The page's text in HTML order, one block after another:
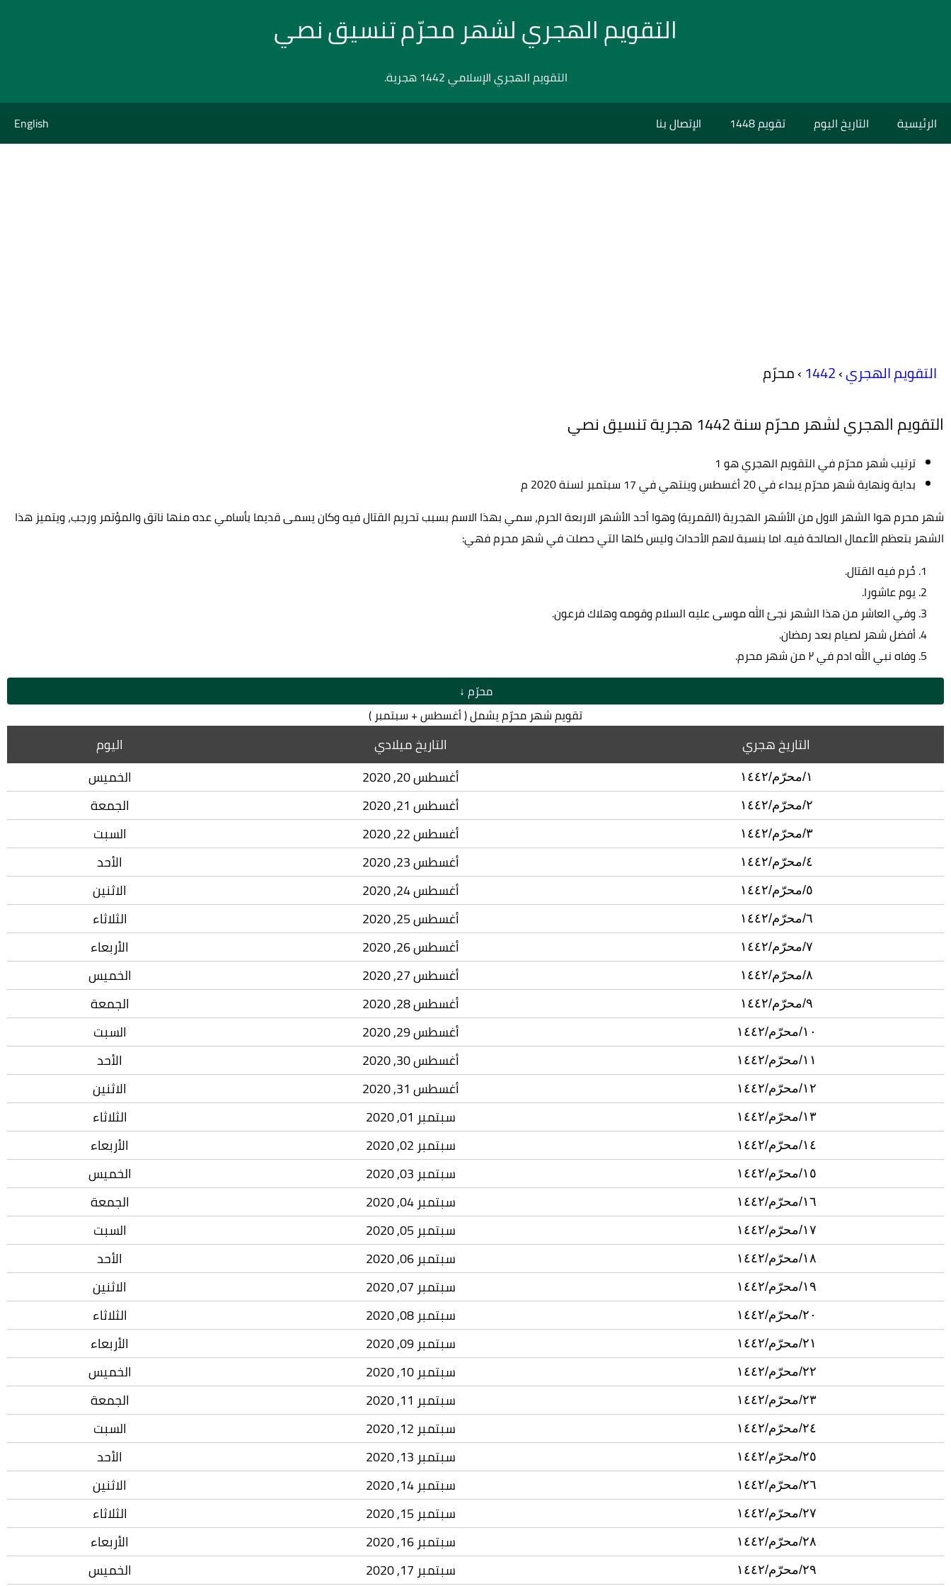
التقويم الهجري لشهر محرّم تنسيق نصي
التقويم الهجري الإسلامي 1442 هجرية.
الرئيسية التاريخ اليوم تقويم 1448 الإتصال بنا English
التقويم الهجري›
1442
›محرّم
التقويم الهجري لشهر محرّم سنة 1442 هجرية تنسيق نصي
ترتيب شهر محرّم في التقويم الهجري هو 1
بداية ونهاية شهر محرّم يبداء في 20 أغسطس وينتهي في 17 سبتمبر لسنة 2020 م
شهر محرم هوا الشهر الاول من الأشهر الهجرية (القمرية) وهوا أحد الأشهر الاربعة الحرم، سمي بهذا الاسم بسبب تحريم القتال فيه وكان يسمى قديما بأسامي عده منها ناتق والمؤتمر ورجب، ويتميز هذا
الشهر بتعظم الأعمال الصالحة فيه. اما بنسبة لاهم الأحداث وليس كلها التي حصلت في شهر محرم فهي:
حُرم فيه القتال.
يوم عاشورا.
وفي العاشر من هذا الشهر نجئ الله موسى عليه السلام وقومه وهلاك فرعون.
أفضل شهر لصيام بعد رمضان.
وفاه نبي الله ادم في ٢ من شهر محرم.
محرّم ↓
تقويم شهر محرّم يشمل ( أغسطس + سبتمبر )
التاريخ هجري التاريخ ميلادي اليوم
١/محرّم/١٤٤٢ أغسطس 20, 2020 الخميس
٢/محرّم/١٤٤٢ أغسطس 21, 2020 الجمعة
٣/محرّم/١٤٤٢ أغسطس 22, 2020 السبت
٤/محرّم/١٤٤٢ أغسطس 23, 2020 الأحد
٥/محرّم/١٤٤٢ أغسطس 24, 2020 الاثنين
٦/محرّم/١٤٤٢ أغسطس 25, 2020 الثلاثاء
٧/محرّم/١٤٤٢ أغسطس 26, 2020 الأربعاء
٨/محرّم/١٤٤٢ أغسطس 27, 2020 الخميس
٩/محرّم/١٤٤٢ أغسطس 28, 2020 الجمعة
١٠/محرّم/١٤٤٢ أغسطس 29, 2020 السبت
١١/محرّم/١٤٤٢ أغسطس 30, 2020 الأحد
١٢/محرّم/١٤٤٢ أغسطس 31, 2020 الاثنين
١٣/محرّم/١٤٤٢ سبتمبر 01, 2020 الثلاثاء
١٤/محرّم/١٤٤٢ سبتمبر 02, 2020 الأربعاء
١٥/محرّم/١٤٤٢ سبتمبر 03, 2020 الخميس
١٦/محرّم/١٤٤٢ سبتمبر 04, 2020 الجمعة
١٧/محرّم/١٤٤٢ سبتمبر 05, 2020 السبت
١٨/محرّم/١٤٤٢ سبتمبر 06, 2020 الأحد
١٩/محرّم/١٤٤٢ سبتمبر 07, 2020 الاثنين
٢٠/محرّم/١٤٤٢ سبتمبر 08, 2020 الثلاثاء
٢١/محرّم/١٤٤٢ سبتمبر 09, 2020 الأربعاء
٢٢/محرّم/١٤٤٢ سبتمبر 10, 2020 الخميس
٢٣/محرّم/١٤٤٢ سبتمبر 11, 2020 الجمعة
٢٤/محرّم/١٤٤٢ سبتمبر 12, 2020 السبت
٢٥/محرّم/١٤٤٢ سبتمبر 13, 2020 الأحد
٢٦/محرّم/١٤٤٢ سبتمبر 14, 2020 الاثنين
٢٧/محرّم/١٤٤٢ سبتمبر 15, 2020 الثلاثاء
٢٨/محرّم/١٤٤٢ سبتمبر 16, 2020 الأربعاء
٢٩/محرّم/١٤٤٢ سبتمبر 17, 2020 الخميس